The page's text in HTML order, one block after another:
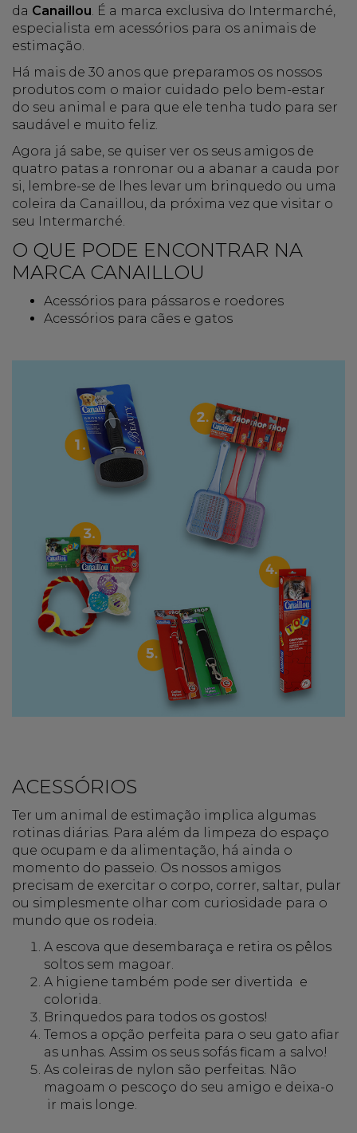
da Canaillou. É a marca exclusiva do Intermarché,
especialista em acessórios para os animais de
estimação.
Há mais de 30 anos que preparamos os nossos
produtos com o maior cuidado pelo bem-estar
do seu animal e para que ele tenha tudo para ser
saudável e muito feliz.
Agora já sabe, se quiser ver os seus amigos de
quatro patas a ronronar ou a abanar a cauda por
si, lembre-se de lhes levar um brinquedo ou uma
coleira da Canaillou, da próxima vez que visitar o
seu Intermarché.
O QUE PODE ENCONTRAR NA
MARCA CANAILLOU
Acessórios para pássaros e roedores
Acessórios para cães e gatos
ACESSÓRIOS
Ter um animal de estimação implica algumas
rotinas diárias. Para além da limpeza do espaço
que ocupam e da alimentação, há ainda o
momento do passeio. Os nossos amigos
precisam de exercitar o corpo, correr, saltar, pular
ou simplesmente olhar com curiosidade para o
mundo que os rodeia.
A escova que desembaraça e retira os pêlos
soltos sem magoar.
A higiene também pode ser divertida e
colorida.
Brinquedos para todos os gostos!
Temos a opção perfeita para o seu gato afiar
as unhas. Assim os seus sofás ficam a salvo!
As coleiras de nylon são perfeitas. Não
magoam o pescoço do seu amigo e deixa-o
ir mais longe.